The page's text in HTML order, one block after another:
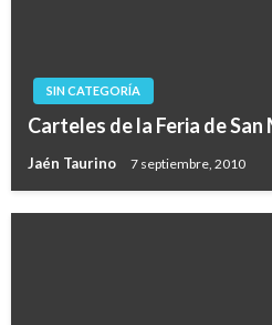
SIN CATEGORÍA
Carteles de la Feria de
Jaén Taurino 7 septiembre, 2010